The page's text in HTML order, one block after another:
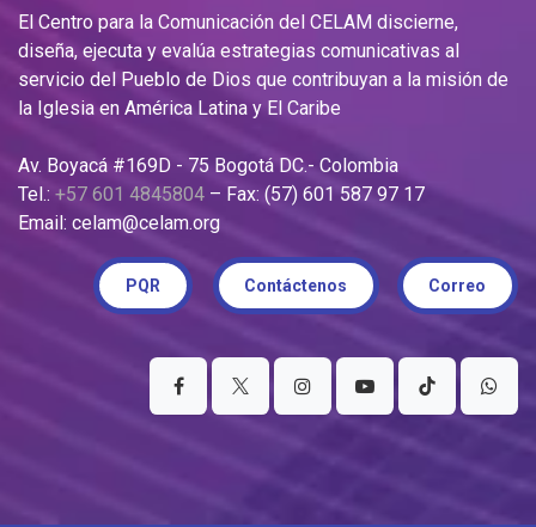
El Centro para la Comunicación del CELAM discierne,
diseña, ejecuta y evalúa estrategias comunicativas al
servicio del Pueblo de Dios que contribuyan a la misión de
la Iglesia en América Latina y El Caribe
Av. Boyacá #169D - 75 Bogotá DC.- Colombia
Tel.: +57 601 4845804 – Fax: (57) 601 587 97 17
Email: celam@celam.org
PQR Contáctenos Correo